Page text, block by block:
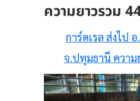
ความยาวรวม
การ์ดเรล ส่งไป
จ.ปทุมธานี ความ